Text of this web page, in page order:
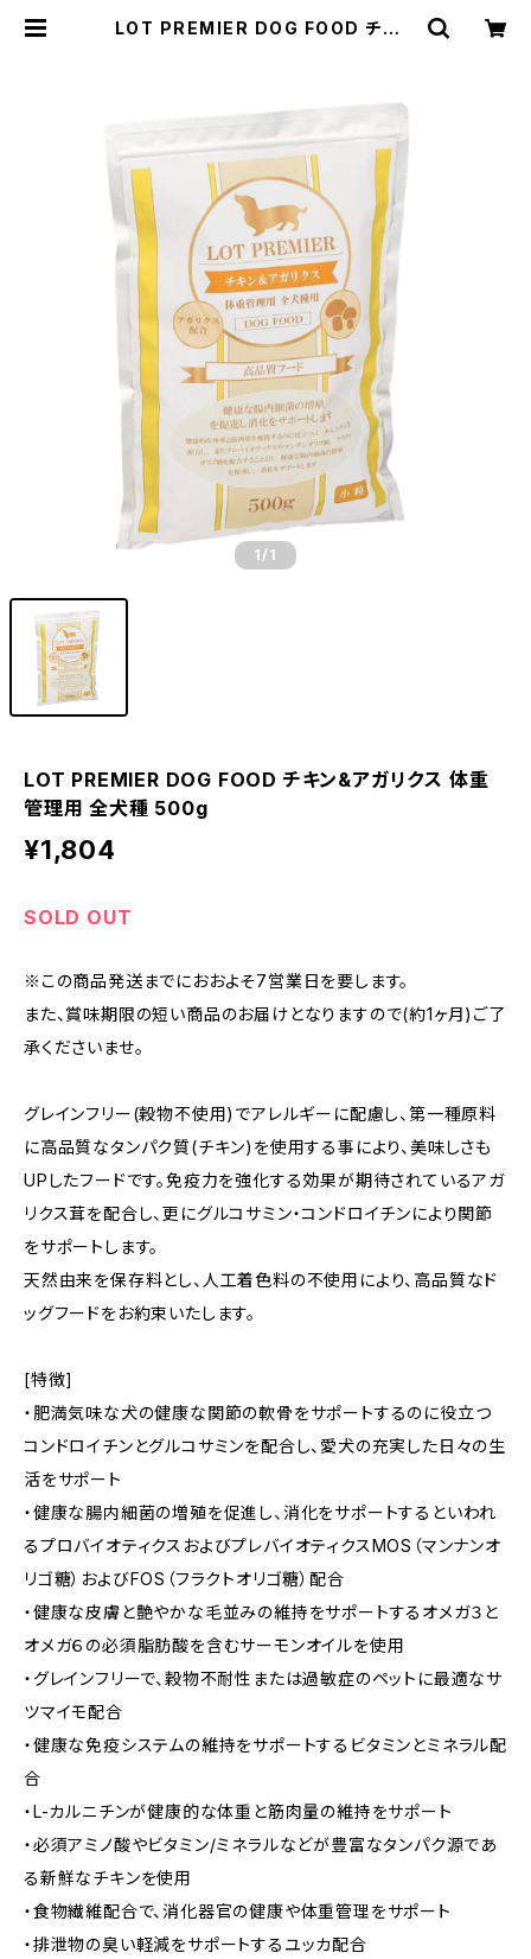
LOT PREMIER DOG FOOD チキン
式オンラインショップ
1 /1
LOT PREMIER DOG FOOD チキン&アガリクス 体重
管理用 全犬種 500g
¥1,804
SOLD OUT
※この商品発送までにおおよそ7営業日を要します。
また、賞味期限の短い商品のお届けとなりますので(約1ヶ月)ご了
承くださいませ。
グレインフリー(穀物不使用)でアレルギーに配慮し、第一種原料
に高品質なタンパク質(チキン)を使用する事により、美味しさも
UPしたフードです。免疫力を強化する効果が期待されているアガ
リクス茸を配合し、更にグルコサミン・コンドロイチンにより関節
をサポートします。
天然由来を保存料とし、人工着色料の不使用により、高品質なド
ッグフードをお約束いたします。
[特徴]
・肥満気味な犬の健康な関節の軟骨をサポートするのに役立つ
コンドロイチンとグルコサミンを配合し、愛犬の充実した日々の生
活をサポート
・健康な腸内細菌の増殖を促進し、消化をサポートするといわれ
るプロバイオティクスおよびプレバイオティクスMOS（マンナンオ
リゴ糖）およびFOS（フラクトオリゴ糖）配合
・健康な皮膚と艶やかな毛並みの維持をサポートするオメガ３と
オメガ６の必須脂肪酸を含むサーモンオイルを使用
・グレインフリーで、穀物不耐性または過敏症のペットに最適なサ
ツマイモ配合
・健康な免疫システムの維持をサポートするビタミンとミネラル配
合
・L-カルニチンが健康的な体重と筋肉量の維持をサポート
・必須アミノ酸やビタミン/ミネラルなどが豊富なタンパク源であ
る新鮮なチキンを使用
・食物繊維配合で、消化器官の健康や体重管理をサポート
・排泄物の臭い軽減をサポートするユッカ配合